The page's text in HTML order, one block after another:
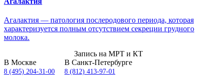
Агалактия — патология послеродового периода, которая
характеризуется полным отсутствием секреции грудного
молока.
Запись на МРТ и КТ
В Москве
8 (495) 204-31-00
В Санкт-Петербурге
8 (812) 413-97-01